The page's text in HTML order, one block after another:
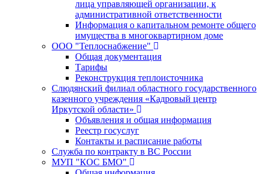
лица управляющей организации, к
административной ответственности
Информация о капитальном ремонте общего
имущества в многоквартирном доме
ООО "Теплоснабжение"
Общая документация
Тарифы
Реконструкция теплоисточника
Слюдянский филиал областного государственного
казенного учреждения «Кадровый центр
Иркутской области»
Объявления и общая информация
Реестр госуслуг
Контакты и расписание работы
Служба по контракту в ВС России
МУП "КОС БМО"